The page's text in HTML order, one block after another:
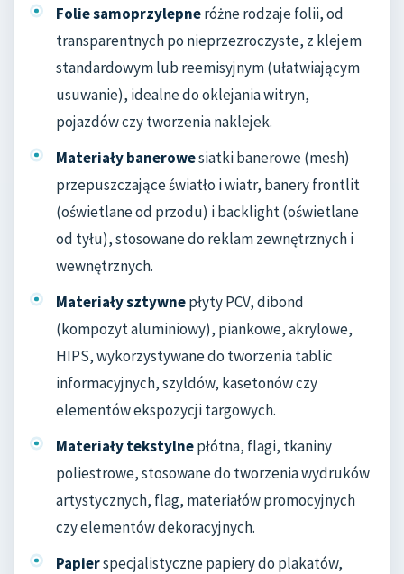
Folie samoprzylepneróżne rodzaje folii, od
transparentnych po nieprzezroczyste, z klejem
standardowym lub reemisyjnym (ułatwiającym
usuwanie), idealne do oklejania witryn,
pojazdów czy tworzenia naklejek.
Materiały banerowesiatki banerowe (mesh)
przepuszczające światło i wiatr, banery frontlit
(oświetlane od przodu) i backlight (oświetlane
od tyłu), stosowane do reklam zewnętrznych i
wewnętrznych.
Materiały sztywnepłyty PCV, dibond
(kompozyt aluminiowy), piankowe, akrylowe,
HIPS, wykorzystywane do tworzenia tablic
informacyjnych, szyldów, kasetonów czy
elementów ekspozycji targowych.
Materiały tekstylnepłótna, flagi, tkaniny
poliestrowe, stosowane do tworzenia wydruków
artystycznych, flag, materiałów promocyjnych
czy elementów dekoracyjnych.
Papierspecjalistyczne papiery do plakatów,